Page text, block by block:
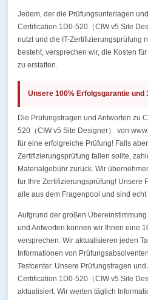
Jedem, der die Prüfungsunterlagen
Certification 1D0-520（CIW v5 Site
nutzt und die IT-Zertifizierungsprüfung
besteht, versprechen wir, die Kosten
zu erstatten.
Unsere 100% Erfolgsgarantie und
Die Prüfungsfragen und Antworten zu
520（CIW v5 Site Designer） von
für eine erfolgreiche Prüfung! Falls
Zertifizierungsprüfung fallen sollte,
Materialgebühr zurück. Wir
für Ihre Zertifizierungsprüfung! Unsere
alle aus dem Fragenpool und sind
Aufgrund der großen
und Antworten können wir Ihnen eine
versprechen. Wir aktualisieren jeden
Informationen von
Testcenter. Unsere Prüfungsfragen
Certification 1D0-520（CIW v5 Site
aktualisiert. Wir werten täglich